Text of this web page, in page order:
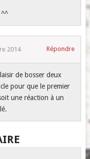
^^
2014 Répondre
de bosser deux
pour que le premier
une réaction à un